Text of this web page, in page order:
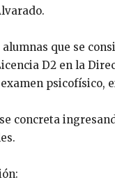
alumnas que se
D2 en la
psicofísico,
concreta